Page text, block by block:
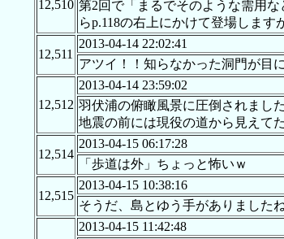
12,510 第2回で「まるでそのような需用
らp.118の右上にかけて登場します
12,511
2013-04-14 22:02:41
アツイ！！知らなかった洞門が目
12,512
2013-04-14 23:59:02
羽伏浦の俯瞰風景に圧倒されました
地震の前には現役の道から見えて
12,514
2013-04-15 06:17:28
「歩道は外」ちょっと怖いｗ
12,515
2013-04-15 10:38:16
そうだ、島とゆう手がありました
2013-04-15 11:42:48